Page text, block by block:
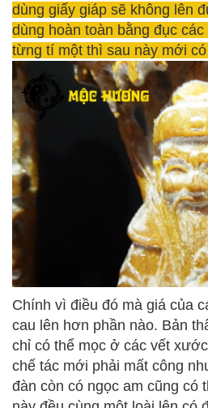
dùng giấy giáp sẽ không lên
dùng hoàn toàn bằng đục
từng tí một thì sau này mới
Chính vì điều đó mà giá của
cau lên hơn phần nào. Bản
chỉ có thể mọc ở các vết
chế tác mới phải mất công
đàn còn có ngọc am cũng có